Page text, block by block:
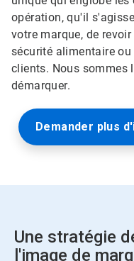
opération, qu'il
votre marque, de
sécurité alimentaire
clients. Nous sommes
démarquer.
Demander plus
Une stratégie
l'image de